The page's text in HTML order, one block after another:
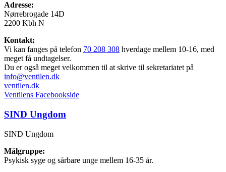
Adresse:
Nørrebrogade 14D
2200 Kbh N
Kontakt:
Vi kan fanges på telefon 70 208 308 hverdage mellem 10-16, med
meget få undtagelser.
Du er også meget velkommen til at skrive til sekretariatet på
info@ventilen.dk
ventilen.dk
Ventilens Facebookside
SIND Ungdom
SIND Ungdom
Målgruppe:
Psykisk syge og sårbare unge mellem 16-35 år.